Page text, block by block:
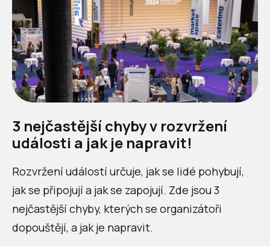
3 nejčastější chyby v rozvržení
události a jak je napravit!
Rozvržení událostí určuje, jak se lidé pohybují,
jak se připojují a jak se zapojují. Zde jsou 3
nejčastější chyby, kterých se organizátoři
dopouštějí, a jak je napravit.